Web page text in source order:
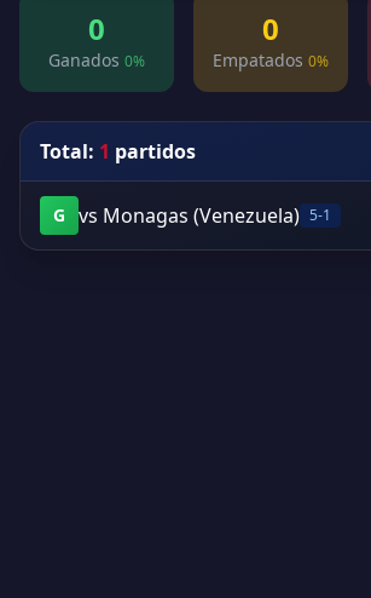
0
Ganados 0%
0
Empatados 0%
Total: 1 partidos
G vs Monagas (Venezuela) 5-1